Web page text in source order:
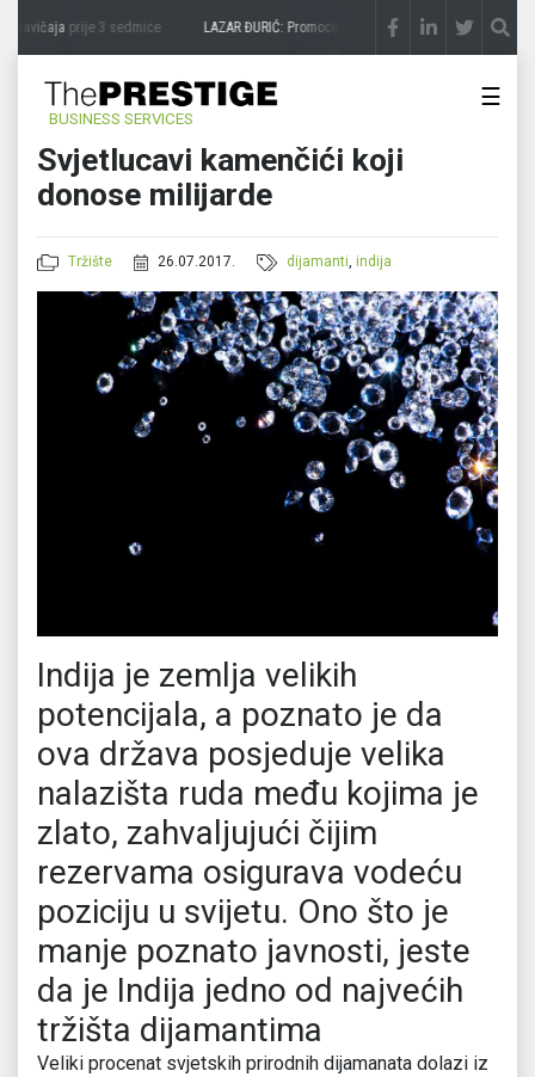
zavičajaprije 3 sedmice LAZAR ĐURIĆ: Promocija potencijal pretvara u destinaciju
BUSINESS SERVICES
☰
Svjetlucavi kamenčići koji
donose milijarde
Tržište 26.07.2017. dijamanti,indija
Indija je zemlja velikih
potencijala, a poznato je da
ova država posjeduje velika
nalazišta ruda među kojima je
zlato, zahvaljujući čijim
rezervama osigurava vodeću
poziciju u svijetu. Ono što je
manje poznato javnosti, jeste
da je Indija jedno od najvećih
tržišta dijamantima
Veliki procenat svjetskih prirodnih dijamanata dolazi iz